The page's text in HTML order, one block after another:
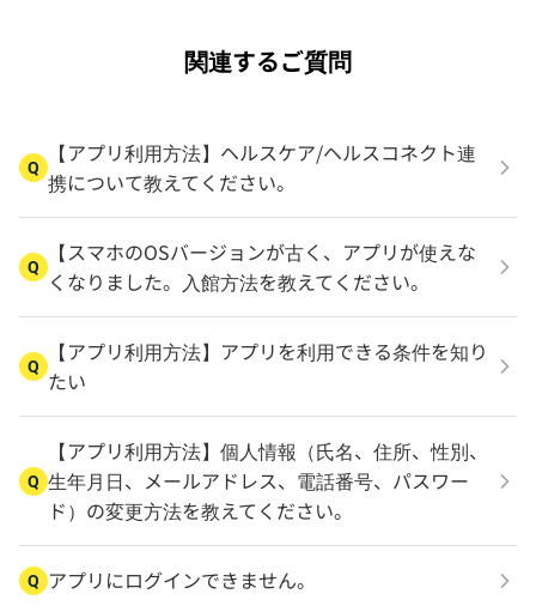
関連するご質問
Q
【アプリ利用方法】ヘルスケア/ヘルスコネクト連
携について教えてください。
Q
【スマホのOSバージョンが古く、アプリが使えな
くなりました。入館方法を教えてください。
Q
【アプリ利用方法】アプリを利用できる条件を知り
たい
Q
【アプリ利用方法】個人情報（氏名、住所、性別、
生年月日、メールアドレス、電話番号、パスワー
ド）の変更方法を教えてください。
Q アプリにログインできません。